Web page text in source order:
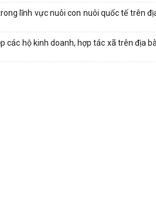
lĩnh vực nuôi con nuôi quốc tế trên
các hộ kinh doanh, hợp tác xã trên địa